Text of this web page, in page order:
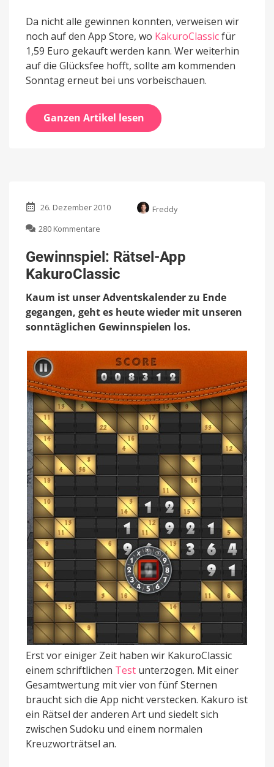
Da nicht alle gewinnen konnten, verweisen wir
noch auf den App Store, wo KakuroClassicfür
1,59 Euro gekauft werden kann. Wer weiterhin
auf die Glücksfee hofft, sollte am kommenden
Sonntag erneut bei uns vorbeischauen.
Ganzen Artikel lesen
26. Dezember 2010
Freddy
280 Kommentare
Rätsel-
App
KakuroClassic
Gewinnspiel: Rätsel-App
KakuroClassic
Kaum ist unser Adventskalender zu Ende
gegangen, geht es heute wieder mit unseren
sonntäglichen Gewinnspielen los.
Erst vor einiger Zeit haben wir KakuroClassic
einem schriftlichen Test unterzogen. Mit einer
Gesamtwertung mit vier von fünf Sternen
braucht sich die App nicht verstecken. Kakuro ist
ein Rätsel der anderen Art und siedelt sich
zwischen Sudoku und einem normalen
Kreuzworträtsel an.